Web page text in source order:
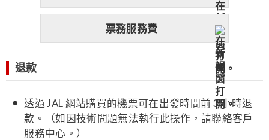
票務服務費
退款
透過 JAL 網站購買的機票可在出發時間前 3 小時退
款。（如因技術問題無法執行此操作，請聯絡客戶
服務中心。）